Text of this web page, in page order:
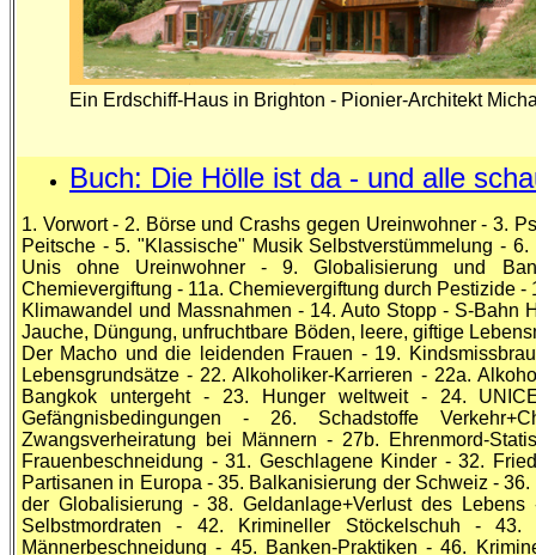
Ein Erdschiff-Haus in Brighton - Pionier-Architekt
Buch: Die Hölle ist da - und alle
1. Vorwort - 2. Börse und Crashs gegen Ureinwohner - 3.
Peitsche - 5. "Klassische" Musik Selbstverstümmelung -
Unis ohne Ureinwohner - 9. Globalisierung und
Chemievergiftung - 11a. Chemievergiftung durch Pestizide
Klimawandel und Massnahmen - 14. Auto Stopp - S-Bahn
Jauche, Düngung, unfruchtbare Böden, leere, giftige
Der Macho und die leidenden Frauen - 19.
Lebensgrundsätze - 22. Alkoholiker-Karrieren - 22a.
Bangkok untergeht - 23. Hunger weltweit - 24.
Gefängnisbedingungen - 26. Schadstoffe
Zwangsverheiratung bei Männern - 27b. Ehrenmord-
Frauenbeschneidung - 31. Geschlagene Kinder - 32.
Partisanen in Europa - 35. Balkanisierung der Schweiz -
der Globalisierung - 38. Geldanlage+Verlust des
Selbstmordraten - 42. Krimineller Stöckelschuh -
Männerbeschneidung - 45. Banken-Praktiken - 46.